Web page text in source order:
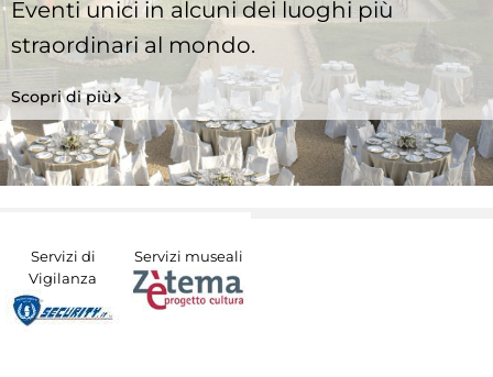
Eventi unici in alcuni dei luoghi più
straordinari al mondo.
Scopri di più
Servizi di
Vigilanza
Servizi museali